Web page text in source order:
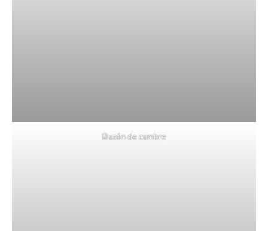
Buzón de cumbre